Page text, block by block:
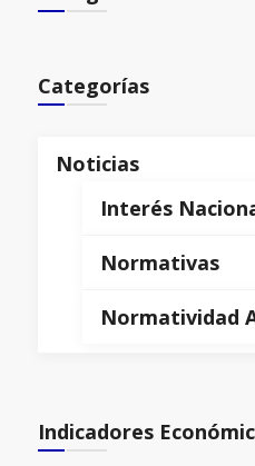
Categorías
Noticias
Interés
Normativas
Normatividad
Indicadores